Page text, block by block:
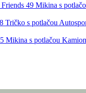
Mikina s
Tričko s potlačou
Mikina s potlačou